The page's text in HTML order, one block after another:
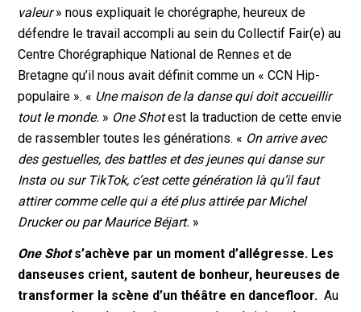
valeur» nous expliquait le chorégraphe, heureux de
défendre le travail accompli au sein du Collectif Fair(e) au
Centre Chorégraphique National de Rennes et de
Bretagne qu’il nous avait définit comme un « CCN Hip-
populaire ». « Une maison de la danse qui doit accueillir
tout le monde. » One Shotest la traduction de cette envie
de rassembler toutes les générations. « On arrive avec
des gestuelles, des battles et des jeunes qui danse sur
Insta ou sur TikTok, c’est cette génération là qu’il faut
attirer comme celle qui a été plus attirée par Michel
Drucker ou par Maurice Béjart. »
One Shots’achève par un moment d’allégresse. Les
danseuses crient, sautent de bonheur, heureuses de
transformer la scène d’un théâtre en dancefloor. Au